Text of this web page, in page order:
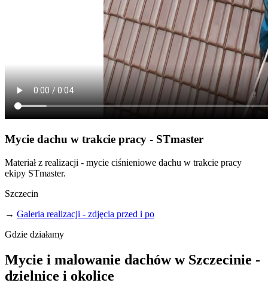
Mycie dachu w trakcie pracy - STmaster
Materiał z realizacji - mycie ciśnieniowe dachu w trakcie pracy
ekipy STmaster.
Szczecin
→ Galeria realizacji - zdjęcia przed i po
Gdzie działamy
Mycie i malowanie dachów w Szczecinie -
dzielnice i okolice